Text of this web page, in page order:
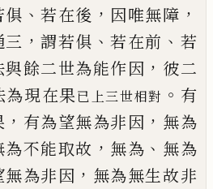
俱 、若在後 ， 因唯無障 ，
三 ，謂若俱 、若在前 、 若
與餘二世為能作因 ， 彼二
為現在果已上三世相對 。 有
， 有為望無為非因 ， 無為
為不能取故 ， 無為 、 無為
無為非因 ， 無為無生故非